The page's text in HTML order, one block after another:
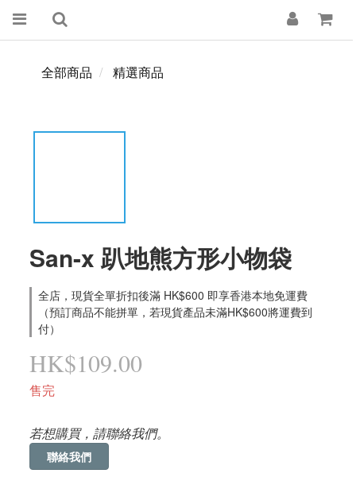
全部商品 精選商品
San-x 趴地熊方形小物袋
全店，現貨全單折扣後滿 HK$600 即享香港本地免運費
（預訂商品不能拼單，若現貨產品未滿HK$600將運費到
付）
HK$109.00
售完
若想購買，請聯絡我們。
聯絡我們